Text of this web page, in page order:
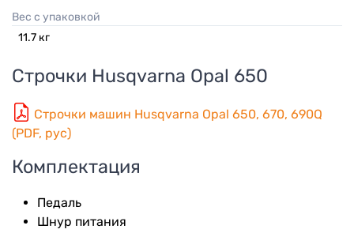
Вес с упаковкой
11.7 кг
Строчки Husqvarna Opal 650
Строчки машин Husqvarna Opal 650, 670, 690Q
(PDF, рус)
Комплектация
Педаль
Шнур питания